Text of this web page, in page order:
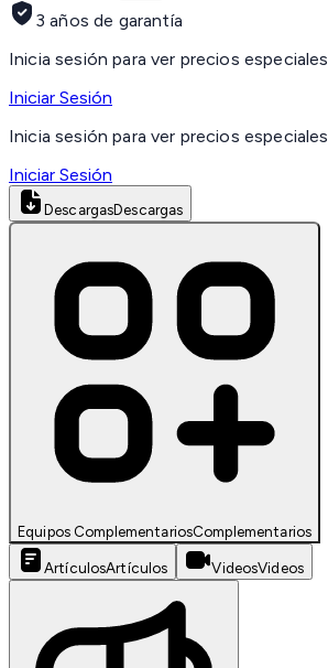
3 años de garantía
Inicia sesión para ver precios especiales
Iniciar Sesión
Inicia sesión para ver precios especiales
Iniciar Sesión
DescargasDescargas
Equipos ComplementariosComplementarios
ArtículosArtículos VideosVideos